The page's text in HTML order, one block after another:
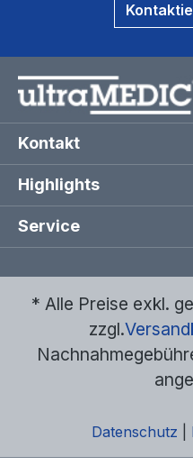
Kontakt
Highlights
Service
* Alle Preise exkl.
zzgl.
Datenschutz